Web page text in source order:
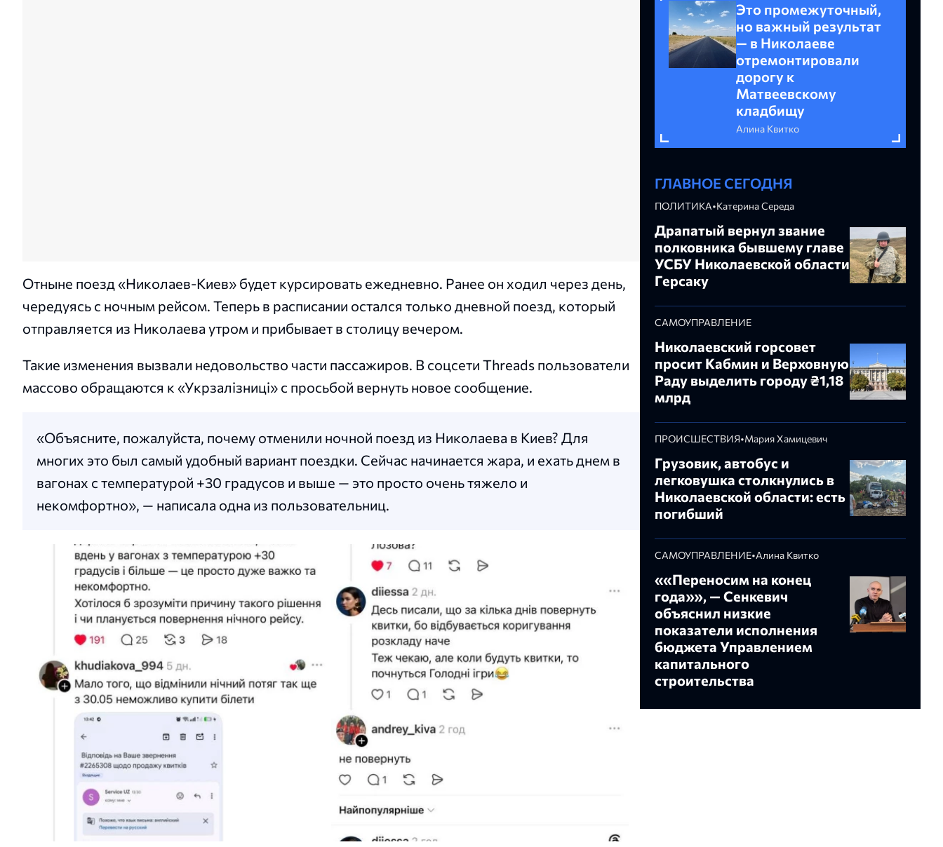
Отныне поезд «Николаев-Киев» будет курсировать ежедневно. Ранее он ходил через день,
чередуясь с ночным рейсом. Теперь в расписании остался только дневной поезд, который
отправляется из Николаева утром и прибывает в столицу вечером.
Такие изменения вызвали недовольство части пассажиров. В соцсети Threads пользователи
массово обращаются к «Укрзалізниці» с просьбой вернуть новое сообщение.
«Объясните, пожалуйста, почему отменили ночной поезд из Николаева в Киев? Для
многих это был самый удобный вариант поездки. Сейчас начинается жара, и ехать днем в
вагонах с температурой +30 градусов и выше — это просто очень тяжело и
некомфортно», — написала одна из пользовательниц.
Это промежуточный,
но важный результат
— в Николаеве
отремонтировали
дорогу к
Матвеевскому
кладбищу
Алина Квитко
ГЛАВНОЕ СЕГОДНЯ
ПОЛИТИКА•Катерина Середа
Драпатый вернул звание
полковника бывшему главе
УСБУ Николаевской области
Герсаку
САМОУПРАВЛЕНИЕ
Николаевский горсовет
просит Кабмин и Верховную
Раду выделить городу ₴1,18
млрд
ПРОИСШЕСТВИЯ•Мария Хамицевич
Грузовик, автобус и
легковушка столкнулись в
Николаевской области: есть
погибший
САМОУПРАВЛЕНИЕ•Алина Квитко
««Переносим на конец
года»», — Сенкевич
объяснил низкие
показатели исполнения
бюджета Управлением
капитального
строительства